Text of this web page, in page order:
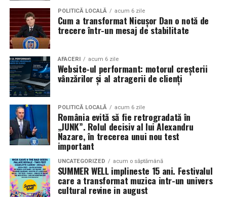
Pe11 februarieva avea loc proiecția specială
mea”de la Cinema City din City Park Constanța,de la
18:30, unde
regizorul Paul Decu și actrița Azaleea
Necula, originari din Constanța și împrejurimi, vor
prezenta filmul alături de colegii lor
Alexandra Răduță și Gabriel Vatavu.
Cinema City Shopping City Galați
12 februarie de la 18:30la întâlnirea cu actrițele
State și Azaleea Necula și regizorul Paul Decu.
Pe 13 februarie la ora 18:30, spectatorii dinIași
invitați la proiecția specială din
Mall, alături de regizorulPaul Decuși de
actoriiGabriel Vatavu, Sergiu Costache, Azaleea
Necula, Alexandra Răduță.
POLITICĂ LOCALĂ acum 6 zile
Cum a transformat Nicușor Dan o notă de
trecere într-un mesaj de stabilitate
AFACERI acum 6 zile
Website-ul performant: motorul creșterii
vânzărilor și al atragerii de clienți
POLITICĂ LOCALĂ acum 6 zile
România evită să fie retrogradată în
„JUNK”. Rolul decisiv al lui Alexandru
Nazare, în trecerea unui nou test
important
UNCATEGORIZED acum o săptămână
SUMMER WELL implineste 15 ani. Festivalul
care a transformat muzica intr-un univers
cultural revine in august